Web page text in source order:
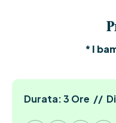
* I
Durata: 3 Ore //